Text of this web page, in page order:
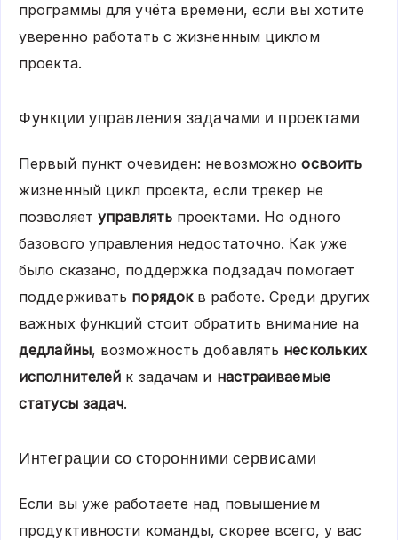
программы для учёта времени, если вы хотите
уверенно работать с жизненным циклом
проекта.
Функции управления задачами и проектами
Первый пункт очевиден: невозможноосвоить
жизненный цикл проекта, если трекер не
позволяет управлятьпроектами. Но одного
базового управления недостаточно. Как уже
было сказано, поддержка подзадач помогает
поддерживать порядокв работе. Среди других
важных функций стоит обратить внимание на
дедлайны, возможность добавлять нескольких
исполнителей к задачам и настраиваемые
статусы задач.
Интеграции со сторонними сервисами
Если вы уже работаете над повышением
продуктивности команды, скорее всего, у вас